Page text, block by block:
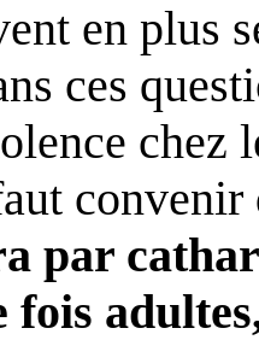
en plus
ces
chez
convenir
par
fois